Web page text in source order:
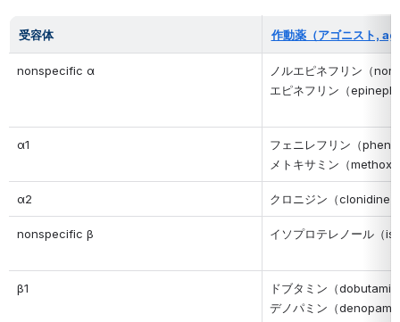
受容体 作動薬（アゴニスト,
nonspecific α
ノルエピネフリン（
エピネフリン（
α1
フェニレフリン（
メトキサミン（
α2 クロニジン（clonidine
nonspecific β イソプロテレノール（
β1
ドブタミン（
デノパミン（